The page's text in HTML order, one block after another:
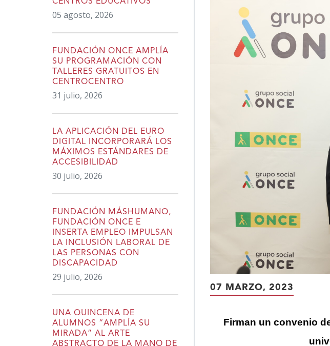
07 MARZO, 2023
Firman un convenio
05 agosto, 2026
FUNDACIÓN ONCE AMPLÍA
SU PROGRAMACIÓN CON
TALLERES GRATUITOS EN
CENTROCENTRO
31 julio, 2026
LA APLICACIÓN DEL EURO
DIGITAL INCORPORARÁ LOS
MÁXIMOS ESTÁNDARES DE
ACCESIBILIDAD
30 julio, 2026
FUNDACIÓN MÁSHUMANO,
FUNDACIÓN ONCE E
INSERTA EMPLEO IMPULSAN
LA INCLUSIÓN LABORAL DE
LAS PERSONAS CON
DISCAPACIDAD
29 julio, 2026
UNA QUINCENA DE
ALUMNOS “AMPLÍA SU
MIRADA” AL ARTE
ABSTRACTO DE LA MANO DE